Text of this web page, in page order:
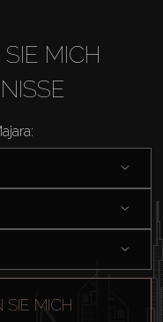
MICH
SIE MICH